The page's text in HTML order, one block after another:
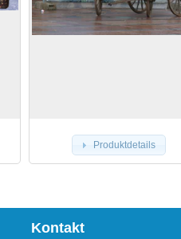
Produktdetails
Kontakt